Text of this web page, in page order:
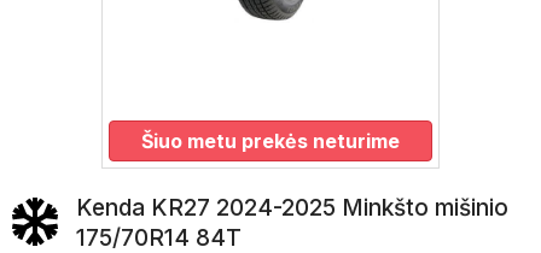
Šiuo metu prekės neturime
Kenda KR27 2024-2025 Minkšto mišinio
175/70R14 84T